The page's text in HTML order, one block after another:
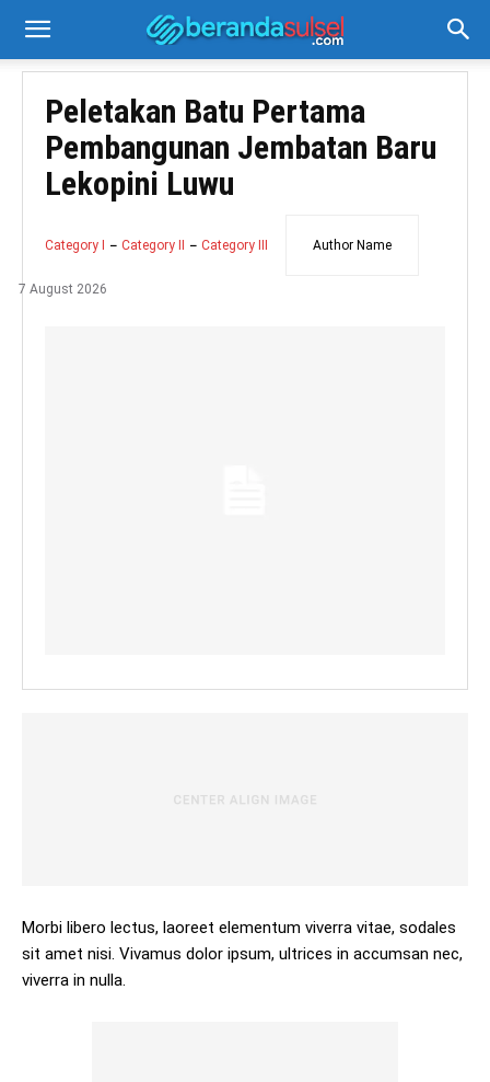
Peletakan Batu Pertama
Pembangunan Jembatan Baru
Lekopini Luwu
Category I Category II Category III Author Name
7 August 2026
Morbi libero lectus, laoreet elementum viverra vitae, sodales
sit amet nisi. Vivamus dolor ipsum, ultrices in accumsan nec,
viverra in nulla.